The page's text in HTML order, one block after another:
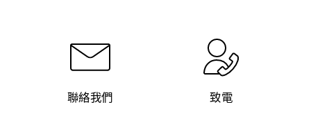
聯絡我們 致電